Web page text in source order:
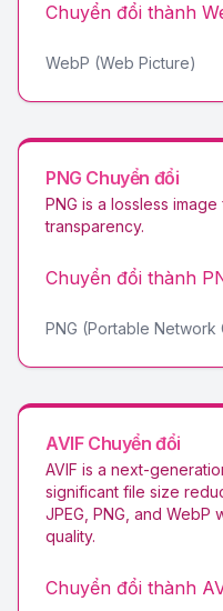
Chuyển đổi thành
WebP (Web Picture)
PNG Chuyển đổi
PNG is a lossless
transparency.
Chuyển đổi thành
PNG (Portable Network
AVIF Chuyển đổi
AVIF is a next-
significant file size
JPEG, PNG, and WebP
quality.
Chuyển đổi thành